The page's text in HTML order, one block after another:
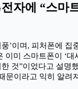
자에 “스마
’이며, 피처폰에
미 스마트폰이 ‘
것”이었다고 설
이라고 익히 알